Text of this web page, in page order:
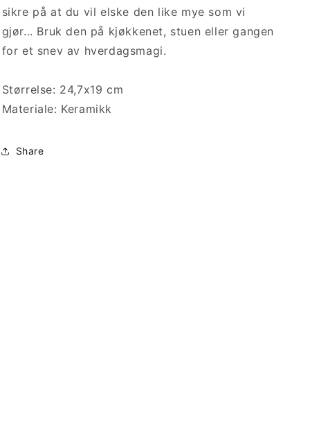
sikre på at du vil elske den like mye som vi
gjør... Bruk den på kjøkkenet, stuen eller gangen
for et snev av hverdagsmagi.
Størrelse: 24,7x19 cm
Materiale: Keramikk
Share